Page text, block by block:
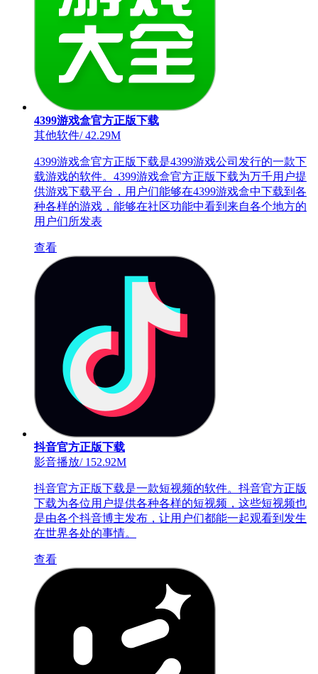
4399游戏盒官方正版下载
其他软件/42.29M
4399游戏盒官方正版下载是4399游戏公司发行的一款下
载游戏的软件。4399游戏盒官方正版下载为万千用户提
供游戏下载平台，用户们能够在4399游戏盒中下载到各
种各样的游戏，能够在社区功能中看到来自各个地方的
用户们所发表
查看
抖音官方正版下载
影音播放/152.92M
抖音官方正版下载是一款短视频的软件。抖音官方正版
下载为各位用户提供各种各样的短视频，这些短视频也
是由各个抖音博主发布，让用户们都能一起观看到发生
在世界各处的事情。
查看